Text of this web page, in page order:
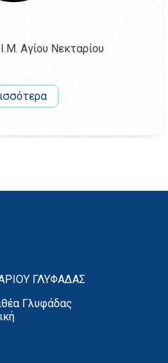
Αγίου Νεκταρίου
ΓΛΥΦΑΔΑΣ
Γλυφάδας